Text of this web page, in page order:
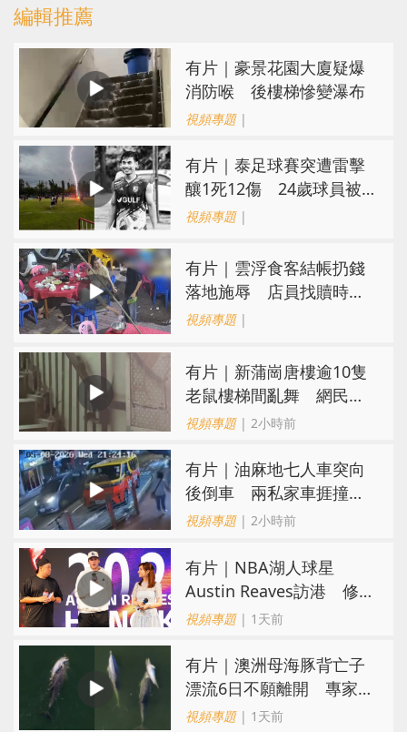
編輯推薦
有片｜豪景花園大廈疑爆
消防喉 後樓梯慘變瀑布
視頻專題|
有片｜泰足球賽突遭雷擊
釀1死12傷 24歲球員被
閃電劈中亡
視頻專題|
​有片｜雲浮食客結帳扔錢
落地施辱 店員找贖時還
施彼身獲老闆肯定
視頻專題|
有片｜新蒲崗唐樓逾10隻
老鼠樓梯間亂舞 網民嚇
親：每次經過都要好大勇
視頻專題| 2小時前
有片｜油麻地七人車突向
後倒車 兩私家車捱撞
司機不顧而去
視頻專題| 2小時前
有片｜NBA湖人球星
Austin Reaves訪港 修
頓與青少年交流球技
視頻專題| 1天前
有片｜澳洲母海豚背亡子
漂流6日不願離開 專家：
極度悲傷下的哀悼行為
視頻專題| 1天前